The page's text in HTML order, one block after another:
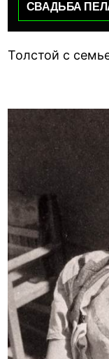
СВАДЬБА
Толстой с